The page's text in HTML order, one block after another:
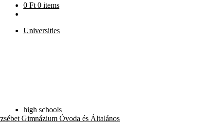
0 Ft 0 items
Universities
high schools
Gimnázium Óvoda és Általános